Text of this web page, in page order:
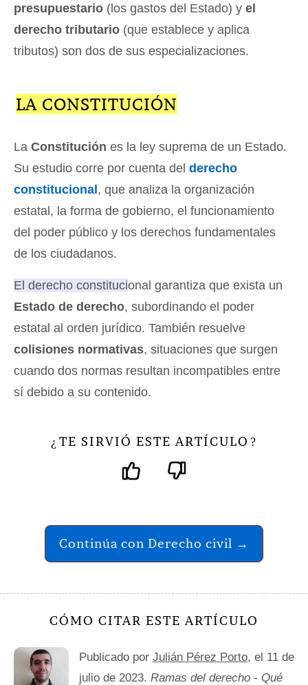
presupuestario (los gastos del Estado) y el
derecho tributario (que establece y aplica
tributos) son dos de sus especializaciones.
LA CONSTITUCIÓN
La Constitución es la ley suprema de un Estado.
Su estudio corre por cuenta del derecho
constitucional, que analiza la organización
estatal, la forma de gobierno, el funcionamiento
del poder público y los derechos fundamentales
de los ciudadanos.
El derecho constitucional garantiza que exista un
Estado de derecho, subordinando el poder
estatal al orden jurídico. También resuelve
colisiones normativas, situaciones que surgen
cuando dos normas resultan incompatibles entre
sí debido a su contenido.
¿ TE SIRVIÓ ESTE ARTÍCULO ?
Continúa con Derecho civil →
CÓMO CITAR ESTE ARTÍCULO
Publicado por Julián Pérez Porto, el 11 de
julio de 2023. Ramas del derecho - Qué